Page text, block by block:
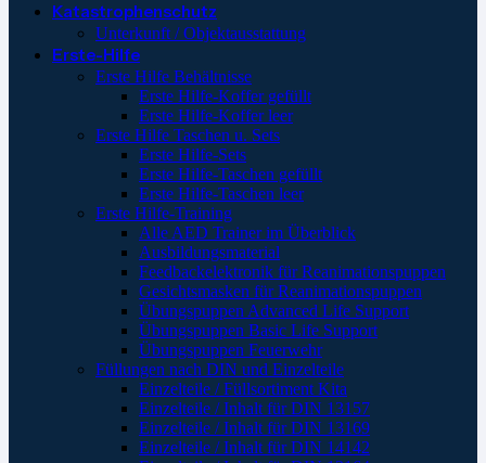
Katastrophenschutz
Unterkunft / Objektausstattung
Erste-Hilfe
Erste Hilfe Behältnisse
Erste Hilfe-Koffer gefüllt
Erste Hilfe-Koffer leer
Erste Hilfe Taschen u. Sets
Erste Hilfe-Sets
Erste Hilfe-Taschen gefüllt
Erste Hilfe-Taschen leer
Erste Hilfe-Training
Alle AED Trainer im Überblick
Ausbildungsmaterial
Feedbackelektronik für Reanimationspuppen
Gesichtsmasken für Reanimationspuppen
Übungspuppen Advanced Life Support
Übungspuppen Basic Life Support
Übungspuppen Feuerwehr
Füllungen nach DIN und Einzelteile
Einzelteile / Füllsortiment Kita
Einzelteile / Inhalt für DIN 13157
Einzelteile / Inhalt für DIN 13169
Einzelteile / Inhalt für DIN 14142